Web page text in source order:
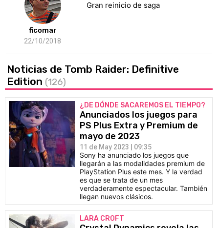
ficomar
22/10/2018
Gran reinicio de saga
Noticias de Tomb Raider: Definitive
Edition (126)
¿DE DÓNDE SACAREMOS EL TIEMPO?
Anunciados los juegos para
PS Plus Extra y Premium de
mayo de 2023
11 de May 2023 | 09:35
Sony ha anunciado los juegos que
llegarán a las modalidades premium de
PlayStation Plus este mes. Y la verdad
es que se trata de un mes
verdaderamente espectacular. También
llegan nuevos clásicos.
LARA CROFT